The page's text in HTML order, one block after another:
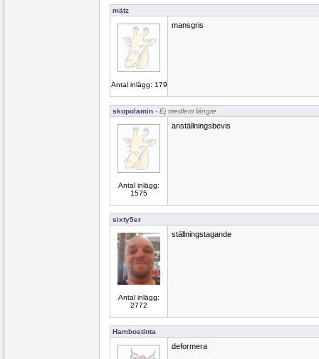
mätz
Antal inlägg: 179
mansgris
skopolamin - Ej medlem längre
Antal inlägg:
1575
anställningsbevis
sixty5er
Antal inlägg:
2772
ställningstagande
Hambostinta
deformera